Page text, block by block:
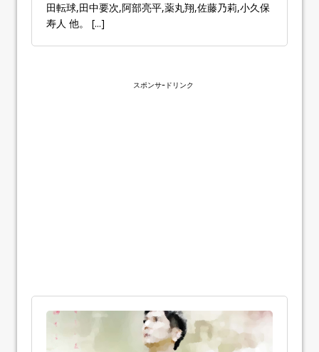
田転球,田中要次,阿部亮平,薬丸翔,佐藤乃莉,小久保
寿人 他。 [...]
スポンサｰドリンク